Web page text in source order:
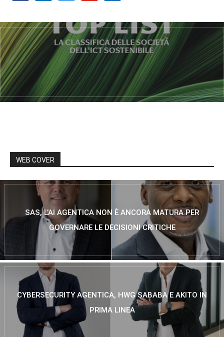
WEB COVER
SAS, L’AI AGENTICA NON È ANCORA MATURA PER
GOVERNARE LE DECISIONI CRITICHE
CYBERSECURITY AGENTICA, HWG SABABA E AKITO IN
PRIMA LINEA